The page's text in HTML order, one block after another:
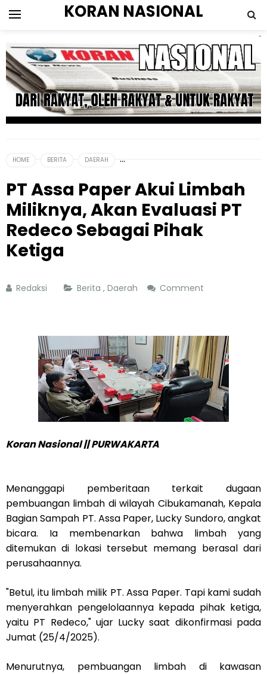
KORAN NASIONAL
HOME BERITA DAERAH
PT Assa Paper Akui Limbah
Miliknya, Akan Evaluasi PT
Redeco Sebagai Pihak
Ketiga
Redaksi Berita , Daerah Comment
Koran Nasional || PURWAKARTA
Menanggapi pemberitaan terkait dugaan
pembuangan limbah di wilayah Cibukamanah, Kepala
Bagian Sampah PT. Assa Paper, Lucky Sundoro, angkat
bicara. Ia membenarkan bahwa limbah yang
ditemukan di lokasi tersebut memang berasal dari
perusahaannya.
"Betul, itu limbah milik PT. Assa Paper. Tapi kami sudah
menyerahkan pengelolaannya kepada pihak ketiga,
yaitu PT Redeco," ujar Lucky saat dikonfirmasi pada
Jumat (25/4/2025).
Menurutnya, pembuangan limbah di kawasan